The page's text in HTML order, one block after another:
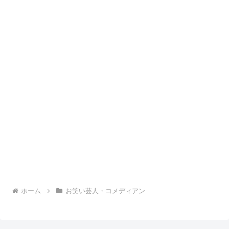
ホーム お笑い芸人・コメディアン